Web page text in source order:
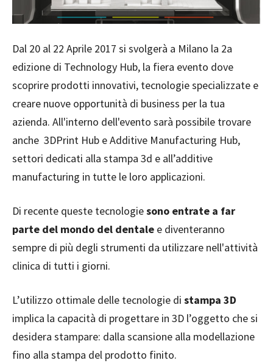
Dal 20 al 22 Aprile 2017 si svolgerà a Milano la 2a
edizione di Technology Hub, la fiera evento dove
scoprire prodotti innovativi, tecnologie specializzate e
creare nuove opportunità di business per la tua
azienda. All'interno dell'evento sarà possibile trovare
anche 3DPrint Hub e Additive Manufacturing Hub,
settori dedicati alla stampa 3d e all’additive
manufacturing in tutte le loro applicazioni.
Di recente queste tecnologiesono entrate a far
parte del mondo del dentale e diventeranno
sempre di più degli strumenti da utilizzare nell'attività
clinica di tutti i giorni.
L’utilizzo ottimale delle tecnologie di stampa 3D
implica la capacità di progettare in 3D l’oggetto che si
desidera stampare: dalla scansione alla modellazione
fino alla stampa del prodotto finito.